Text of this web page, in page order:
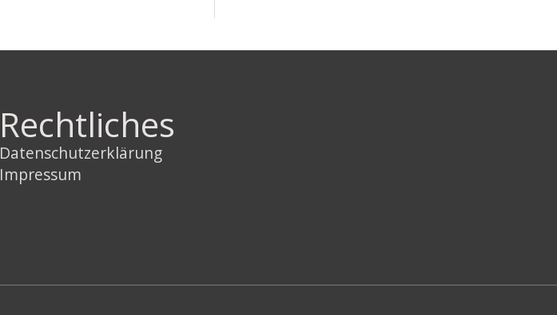
Rechtliches
Datenschutzerklärung
Impressum